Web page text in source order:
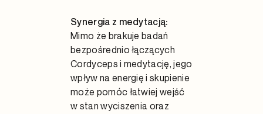
Synergia z medytacją:
Mimo że brakuje badań
bezpośrednio łączących
Cordyceps i medytację, jego
wpływ na energię i skupienie
może pomóc łatwiej wejść
w stan wyciszenia oraz